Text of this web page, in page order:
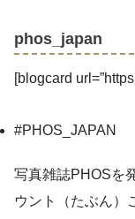
phos_japan
[blogcard
#PHOS_JAPAN
写真雑誌PHOSを
ウント（たぶん）